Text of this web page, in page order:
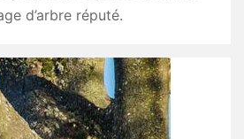
d’arbre réputé.